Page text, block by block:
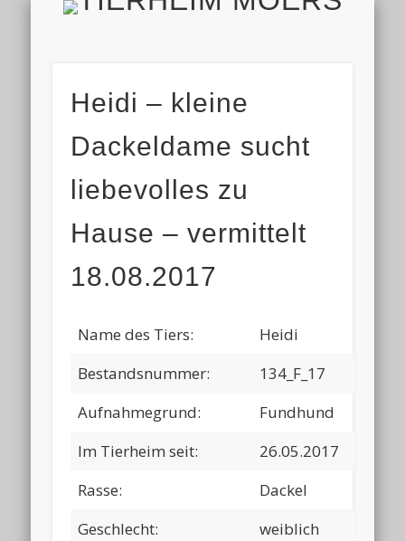
HOME
AKTUELL
ALLE TIERE
HELFEN
TIERHEIM & VEREIN
VIELEN DANK!
IMPRESSUM & DATENSCHUTZ
FINDEFIX
Heidi – kleine
Dackeldame sucht
liebevolles zu
Hause – vermittelt
18.08.2017
Name des Tiers:
Heidi
Bestandsnummer:
134_F_17
Aufnahmegrund:
Fundhund
Im Tierheim seit:
26.05.2017
Rasse:
Dackel
Geschlecht:
weiblich